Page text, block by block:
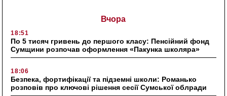
Вчора
18:51
По 5 тисяч гривень до першого класу: Пенсійний фонд
Сумщини розпочав оформлення «Пакунка школяра»
18:06
Безпека, фортифікації та підземні школи: Романько
розповів про ключові рішення сесії Сумської облради